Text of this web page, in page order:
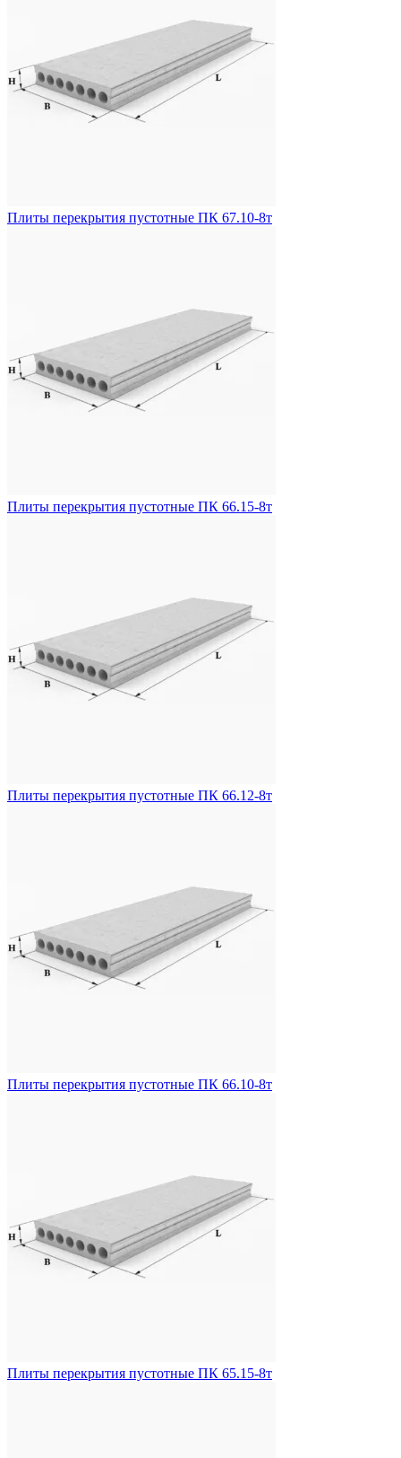
Плиты перекрытия пустотные ПК 67.10-8т
Плиты перекрытия пустотные ПК 66.15-8т
Плиты перекрытия пустотные ПК 66.12-8т
Плиты перекрытия пустотные ПК 66.10-8т
Плиты перекрытия пустотные ПК 65.15-8т